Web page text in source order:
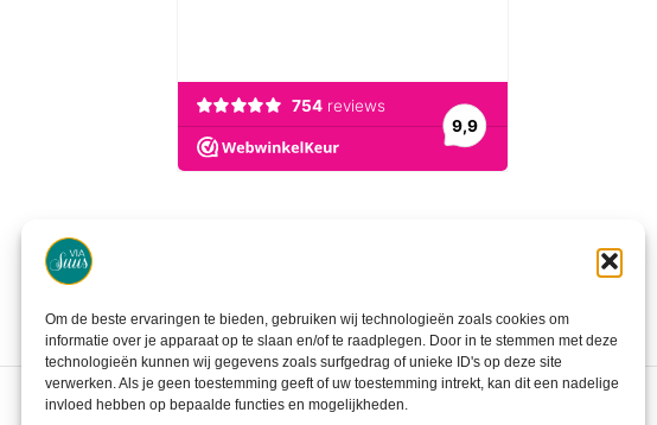
Om de beste ervaringen te bieden, gebruiken wij technologieën zoals cookies om
informatie over je apparaat op te slaan en/of te raadplegen. Door in te stemmen met deze
technologieën kunnen wij gegevens zoals surfgedrag of unieke ID's op deze site
verwerken. Als je geen toestemming geeft of uw toestemming intrekt, kan dit een nadelige
invloed hebben op bepaalde functies en mogelijkheden.